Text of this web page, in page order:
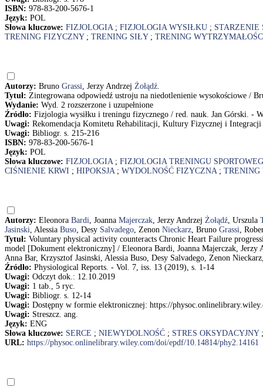
ISBN: 978-83-200-5676-1
Język: POL
Słowa kluczowe: FIZJOLOGIA; FIZJOLOGIA WYSIŁKU ; STARZENIE
TRENING FIZYCZNY; TRENING SIŁY; TRENING
Autorzy: Bruno Grassi, Jerzy Andrzej Żołądź.
Tytuł: Zintegrowana odpowiedź ustroju na niedotlenienie wysokościowe /
Wydanie: Wyd. 2 rozszerzone i uzupełnione
Źródło: Fizjologia wysiłku i treningu fizycznego / red. nauk. Jan Górski. -
Uwagi: Rekomendacja Komitetu Rehabilitacji, Kultury Fizycznej i Integracji
Uwagi: Bibliogr. s. 215-216
ISBN: 978-83-200-5676-1
Język: POL
Słowa kluczowe: FIZJOLOGIA; FIZJOLOGIA TRENINGU
CIŚNIENIE KRWI ; HIPOKSJA; WYDOLNOŚĆ FIZYCZNA; TRENING
Autorzy: Eleonora Bardi, Joanna Majerczak, Jerzy Andrzej Żołądź, Urszula
Jasinski, Alessia Buso, Desy Salvadego, Zenon Nieckarz, Bruno Grassi,
Tytuł: Voluntary physical activity counteracts Chronic Heart Failure
model [Dokument elektroniczny] / Eleonora Bardi, Joanna Majerczak,
Anna Bar, Krzysztof Jasinski, Alessia Buso, Desy Salvadego, Zenon
Źródło: Physiological Reports. - Vol. 7, iss. 13 (2019), s. 1-14
Uwagi: Odczyt dok.: 12.10.2019
Uwagi: 1 tab., 5 ryc.
Uwagi: Bibliogr. s. 12-14
Uwagi: Dostępny w formie elektronicznej: https://
Uwagi: Streszcz. ang.
Język: ENG
Słowa kluczowe: SERCE ; NIEWYDOLNOŚĆ ; STRES OKSYDACYJNY
URL: https://physoc.onlinelibrary.wiley.com/doi/epdf/10.14814/phy2.14161